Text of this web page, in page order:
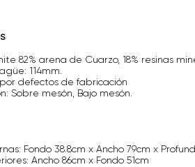
82% arena de Cuarzo, 18% resinas
114mm.
defectos de fabricación
Sobre mesón, Bajo mesón.
Fondo 38.8cm x Ancho 79cm x
Ancho 86cm x Fondo 51cm